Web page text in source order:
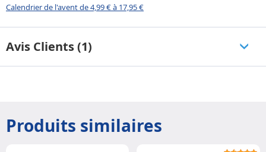
Calendrier de l'avent de 4,99 € à 17,95 €
Avis Clients (1)
Produits similaires